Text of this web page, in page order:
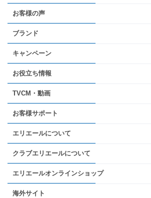
お客様の声
ブランド
キャンペーン
お役立ち情報
TVCM・動画
お客様サポート
エリエールについて
クラブエリエールについて
エリエールオンラインショップ
海外サイト